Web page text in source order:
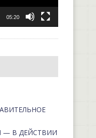
05:20
— В ДЕЙСТВИИ